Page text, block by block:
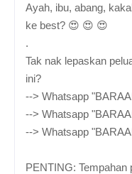
Ayah, ibu, abang,
ke best? 😍 😍 😍
.
Tak nak lepaskan
ini?
--> Whatsapp
--> Whatsapp
--> Whatsapp
PENTING: Tempahan